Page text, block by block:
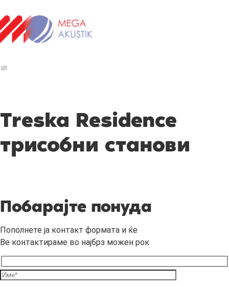
Treska Residence
трисобни станови
Побарајте понуда
Пополнете ја контакт формата и ќе
Ве контактираме во најбрз можен рок